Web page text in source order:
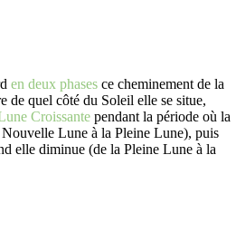
en deux phases ce cheminement de la
de quel côté du Soleil elle se situe,
Croissante pendant la période où la
Lune à la Pleine Lune), puis
elle diminue (de la Pleine Lune à la